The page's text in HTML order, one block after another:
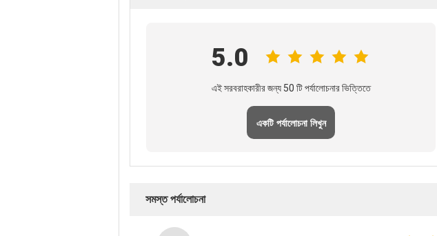
5.0
এই সরবরাহকারীর জন্য 50 টি পর্যালোচনার ভিত্তিতে
একটি পর্যালোচনা লিখুন
সমস্ত পর্যালোচনা